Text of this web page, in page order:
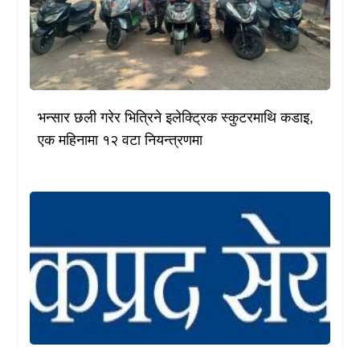
भन्सार छली गरेर भित्रिने इलेक्ट्रिक स्कुटरमाथि कडाइ,
एक महिनामा १२ वटा नियन्त्रणमा